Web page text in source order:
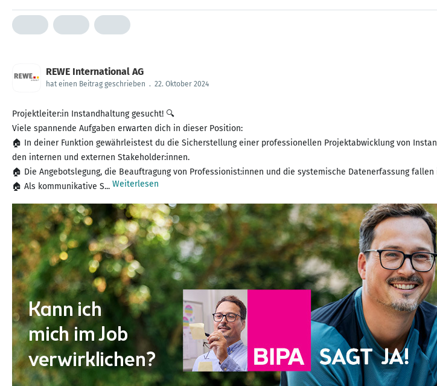
REWE International AG
hat einen Beitrag geschrieben . 22. Oktober 2024
Projektleiter:in Instandhaltung gesucht! 🔍
Viele spannende Aufgaben erwarten dich in dieser Position:
🏠 In deiner Funktion gewährleistest du die Sicherstellung einer professionellen Projektabwicklung von
den internen und externen Stakeholder:innen.
🏠 Die Angebotslegung, die Beauftragung von Professionist:innen und die systemische Datenerfassung
🏠 Als kommunikative S... Weiterlesen